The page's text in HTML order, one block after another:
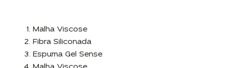
Malha Viscose
Fibra Siliconada
Espuma Gel Sense